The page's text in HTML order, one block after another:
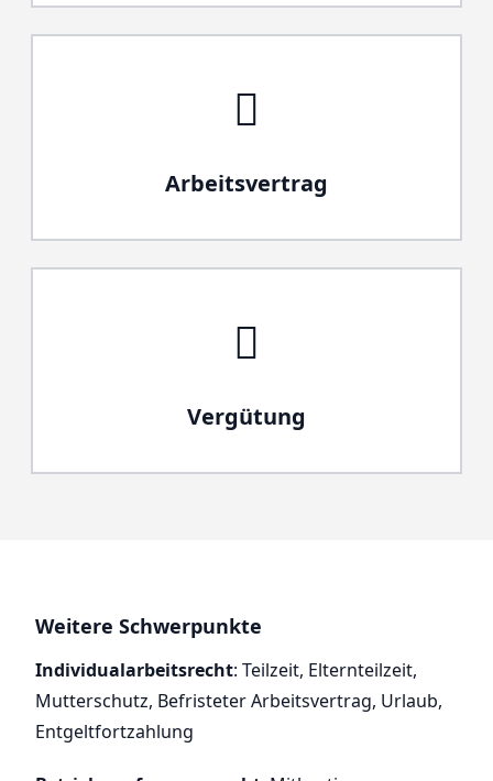
Arbeitsvertrag
Vergütung
Weitere Schwerpunkte
Individualarbeitsrecht: Teilzeit, Elternteilzeit,
Mutterschutz, Befristeter Arbeitsvertrag, Urlaub,
Entgeltfortzahlung